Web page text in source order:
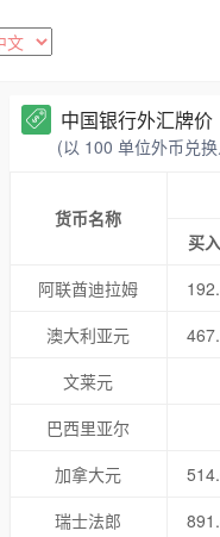
中国银行外汇牌价
(以 100 单位外币兑
货币名称
买
阿联酋迪拉姆
澳大利亚元
文莱元
巴西里亚尔
加拿大元
瑞士法郎